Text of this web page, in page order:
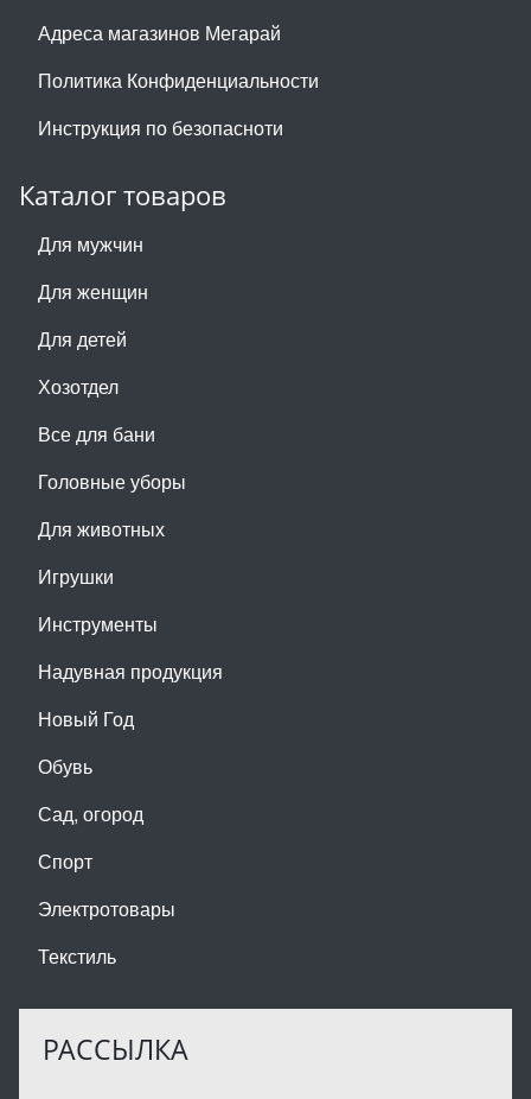
Адреса магазинов Мегарай
Политика Конфиденциальности
Инструкция по безопасноти
Каталог товаров
Для мужчин
Для женщин
Для детей
Хозотдел
Все для бани
Головные уборы
Для животных
Игрушки
Инструменты
Надувная продукция
Новый Год
Обувь
Сад, огород
Спорт
Электротовары
Текстиль
РАССЫЛКА